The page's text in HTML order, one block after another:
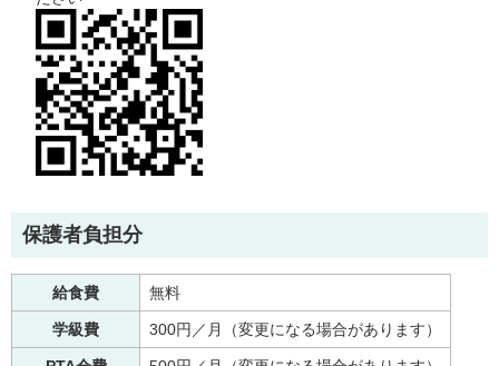
保護者負担分
給食費 無料
学級費 300円／月（変更になる場合があります）